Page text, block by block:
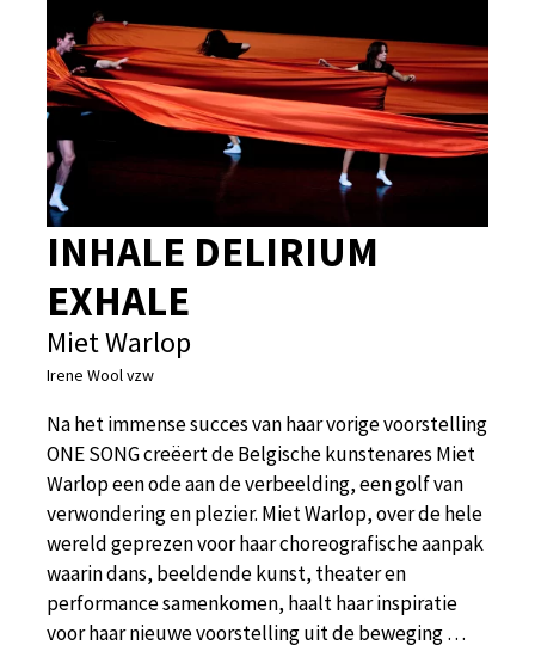
INHALE DELIRIUM
EXHALE
Miet Warlop
Irene Wool vzw
Na het immense succes van haar vorige voorstelling
ONE SONG creëert de Belgische kunstenares Miet
Warlop een ode aan de verbeelding, een golf van
verwondering en plezier. Miet Warlop, over de hele
wereld geprezen voor haar choreografische aanpak
waarin dans, beeldende kunst, theater en
performance samenkomen, haalt haar inspiratie
voor haar nieuwe voorstelling uit de beweging …